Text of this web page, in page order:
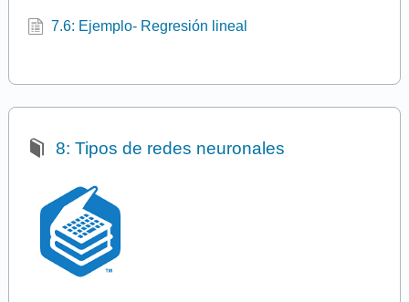
7.6: Ejemplo- Regresión lineal
8: Tipos de redes neuronales